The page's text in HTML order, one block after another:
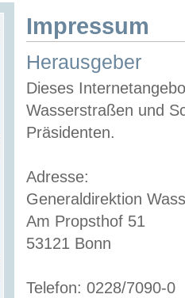
Impressum
Herausgeber
Dieses
Wasserstraßen und
Präsidenten.
Adresse:
Generaldirektion
Am Propsthof 51
53121 Bonn
Telefon: 0228/7090-0